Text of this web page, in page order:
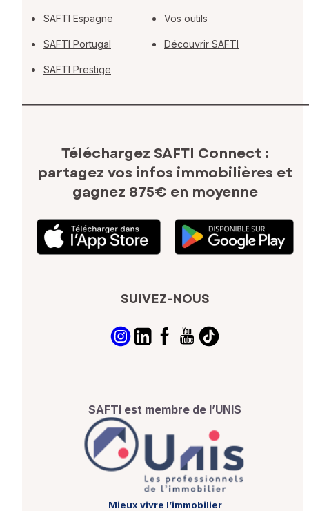
SAFTI Espagne
SAFTI Portugal
SAFTI Prestige
Vos outils
Découvrir SAFTI
Téléchargez SAFTI Connect :
partagez vos infos immobilières et
gagnez 875€ en moyenne
SUIVEZ-NOUS
SAFTI est membre de l’UNIS
Mieux vivre l’immobilier